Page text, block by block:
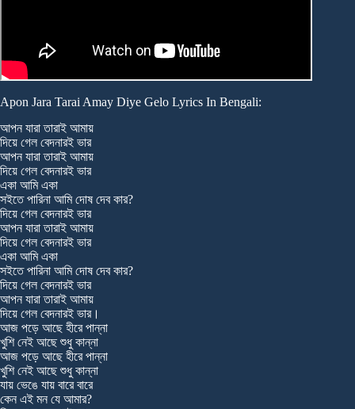
Apon Jara Tarai Amay Diye Gelo Lyrics In Bengali:
আপন যারা তারাই আমায়
দিয়ে গেল বেদনারই ভার
আপন যারা তারাই আমায়
দিয়ে গেল বেদনারই ভার
একা আমি একা
সইতে পারিনা আমি দোষ দেব কার?
দিয়ে গেল বেদনারই ভার
আপন যারা তারাই আমায়
দিয়ে গেল বেদনারই ভার
একা আমি একা
সইতে পারিনা আমি দোষ দেব কার?
দিয়ে গেল বেদনারই ভার
আপন যারা তারাই আমায়
দিয়ে গেল বেদনারই ভার।
আজ পড়ে আছে হীরে পান্না
খুশি নেই আছে শুধু কান্না
আজ পড়ে আছে হীরে পান্না
খুশি নেই আছে শুধু কান্না
যায় ভেঙে যায় বারে বারে
কেন এই মন যে আমার?